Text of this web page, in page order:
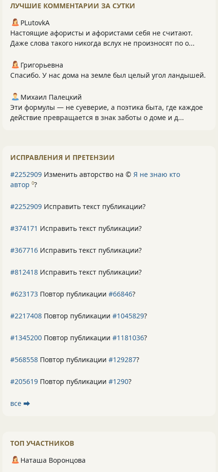
ЛУЧШИЕ КОММЕНТАРИИ ЗА СУТКИ
PLutоvkА
Настоящие афористы и афористами себя не считают.
Даже слова такого никогда вслух не произносят по о...
Григорьевна
Спасибо. У нас дома на земле был целый угол ландышей.
Михаил Палецкий
Эти формулы — не суеверие, а поэтика быта, где каждое
действие превращается в знак заботы о доме и д...
ИСПРАВЛЕНИЯ И ПРЕТЕНЗИИ
#2252909 Изменить авторство на © Я не знаю кто
автор 0?
#2252909 Исправить текст публикации?
#374171 Исправить текст публикации?
#367716 Исправить текст публикации?
#812418 Исправить текст публикации?
#623173 Повтор публикации #66846?
#2217408 Повтор публикации #1045829?
#1345200 Повтор публикации #1181036?
#568558 Повтор публикации #129287?
#205619 Повтор публикации #1290?
все ⮕
ТОП УЧАСТНИКОВ
Наташа Воронцова